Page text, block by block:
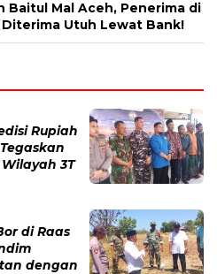
Baitul Mal Aceh, Penerima di
Diterima Utuh Lewat Bank!
Rupiah
3T
di Raas
dengan